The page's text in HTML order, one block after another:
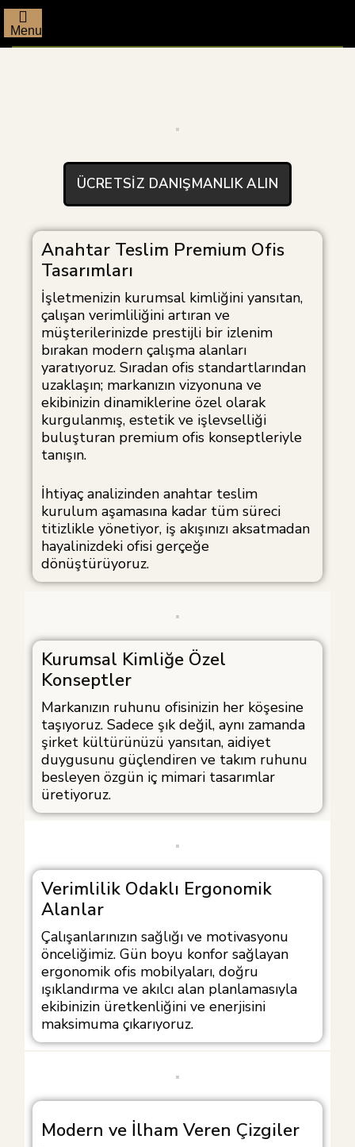
Menu
ÜCRETSIZ DANIŞMANLIK ALIN
Anahtar Teslim Premium Ofis
Tasarımları
İşletmenizin kurumsal kimliğini yansıtan,
çalışan verimliliğini artıran ve
müşterilerinizde prestijli bir izlenim
bırakan modern çalışma alanları
yaratıyoruz. Sıradan ofis standartlarından
uzaklaşın; markanızın vizyonuna ve
ekibinizin dinamiklerine özel olarak
kurgulanmış, estetik ve işlevselliği
buluşturan premium ofis konseptleriyle
tanışın.
İhtiyaç analizinden anahtar teslim
kurulum aşamasına kadar tüm süreci
titizlikle yönetiyor, iş akışınızı aksatmadan
hayalinizdeki ofisi gerçeğe
dönüştürüyoruz.
Kurumsal Kimliğe Özel
Konseptler
Markanızın ruhunu ofisinizin her köşesine
taşıyoruz. Sadece şık değil, aynı zamanda
şirket kültürünüzü yansıtan, aidiyet
duygusunu güçlendiren ve takım ruhunu
besleyen özgün iç mimari tasarımlar
üretiyoruz.
Verimlilik Odaklı Ergonomik
Alanlar
Çalışanlarınızın sağlığı ve motivasyonu
önceliğimiz. Gün boyu konfor sağlayan
ergonomik ofis mobilyaları, doğru
ışıklandırma ve akılcı alan planlamasıyla
ekibinizin üretkenliğini ve enerjisini
maksimuma çıkarıyoruz.
Modern ve İlham Veren Çizgiler